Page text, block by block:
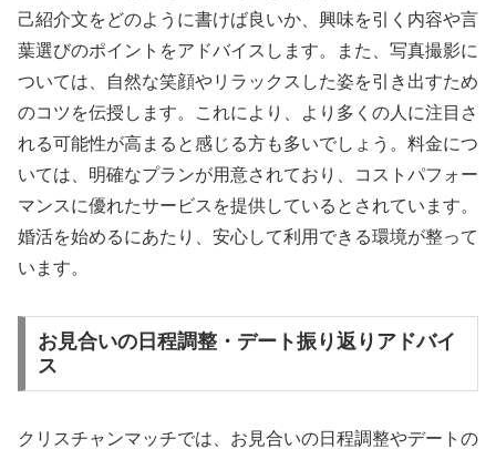
己紹介文をどのように書けば良いか、興味を引く内容や言
葉選びのポイントをアドバイスします。また、写真撮影に
ついては、自然な笑顔やリラックスした姿を引き出すため
のコツを伝授します。これにより、より多くの人に注目さ
れる可能性が高まると感じる方も多いでしょう。料金につ
いては、明確なプランが用意されており、コストパフォー
マンスに優れたサービスを提供しているとされています。
婚活を始めるにあたり、安心して利用できる環境が整って
います。
お見合いの日程調整・デート振り返りアドバイ
ス
クリスチャンマッチでは、お見合いの日程調整やデートの